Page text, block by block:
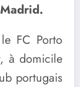
FC Porto
à domicile
portugais